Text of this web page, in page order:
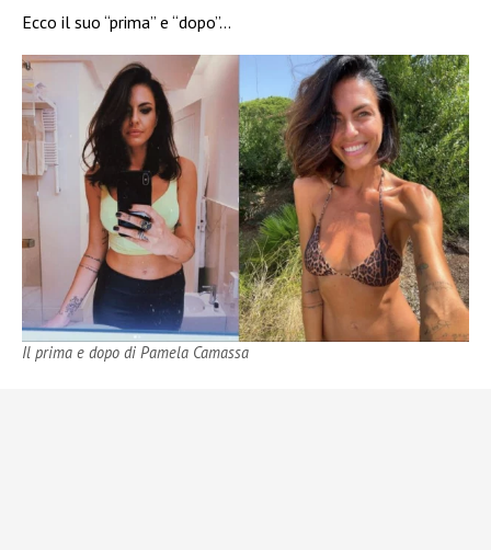
Ecco il suo “prima” e “dopo”…
Il prima e dopo di Pamela Camassa